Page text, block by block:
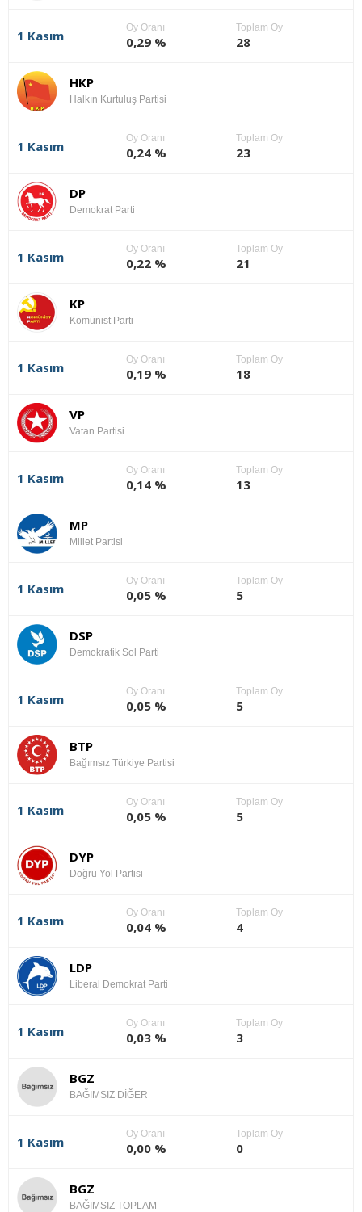
1 Kasım
Oy Oranı
0,29 %
Toplam Oy
28
HKP
Halkın Kurtuluş Partisi
1 Kasım
Oy Oranı
0,24 %
Toplam Oy
23
DP
Demokrat Parti
1 Kasım
Oy Oranı
0,22 %
Toplam Oy
21
KP
Komünist Parti
1 Kasım
Oy Oranı
0,19 %
Toplam Oy
18
VP
Vatan Partisi
1 Kasım
Oy Oranı
0,14 %
Toplam Oy
13
MP
Millet Partisi
1 Kasım
Oy Oranı
0,05 %
Toplam Oy
5
DSP
Demokratik Sol Parti
1 Kasım
Oy Oranı
0,05 %
Toplam Oy
5
BTP
Bağımsız Türkiye Partisi
1 Kasım
Oy Oranı
0,05 %
Toplam Oy
5
DYP
Doğru Yol Partisi
1 Kasım
Oy Oranı
0,04 %
Toplam Oy
4
LDP
Liberal Demokrat Parti
1 Kasım
Oy Oranı
0,03 %
Toplam Oy
3
BGZ
BAĞIMSIZ DİĞER
1 Kasım
Oy Oranı
0,00 %
Toplam Oy
0
BGZ
BAĞIMSIZ TOPLAM